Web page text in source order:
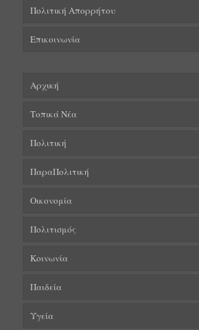
Πολιτική Απορρήτου
Επικοινωνία
Αρχική
Τοπικά Νέα
Πολιτική
ΠαραΠολιτική
Οικονομία
Πολιτισμός
Κοινωνία
Παιδεία
Υγεία